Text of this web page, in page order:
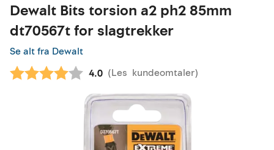
Dewalt Bits torsion a2 ph2 85mm
dt70567t for slagtrekker
Se alt fra Dewalt
Gjennomsnittskarakter:
4.0 (Les kundeomtaler)